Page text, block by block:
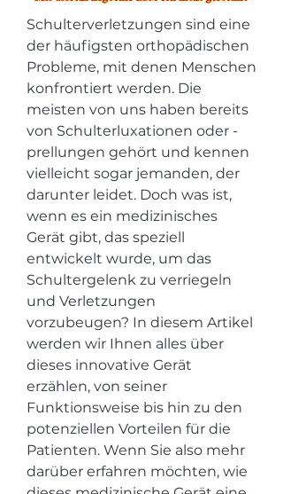
Schulterverletzungen sind eine
der häufigsten orthopädischen
Probleme, mit denen Menschen
konfrontiert werden. Die
meisten von uns haben bereits
von Schulterluxationen oder -
prellungen gehört und kennen
vielleicht sogar jemanden, der
darunter leidet. Doch was ist,
wenn es ein medizinisches
Gerät gibt, das speziell
entwickelt wurde, um das
Schultergelenk zu verriegeln
und Verletzungen
vorzubeugen? In diesem Artikel
werden wir Ihnen alles über
dieses innovative Gerät
erzählen, von seiner
Funktionsweise bis hin zu den
potenziellen Vorteilen für die
Patienten. Wenn Sie also mehr
darüber erfahren möchten, wie